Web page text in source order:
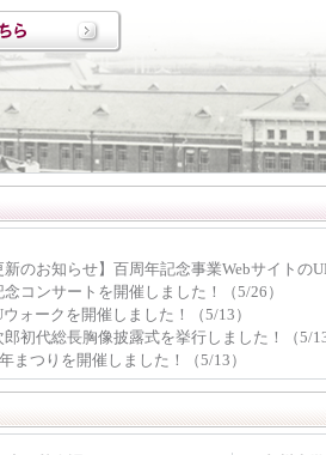
新のお知らせ】百周年記念事業Webサイトの
コンサートを開催しました！（5/26）
ォークを開催しました！（5/13）
郎初代総長胸像披露式を挙行しました！（5/
まつりを開催しました！（5/13）